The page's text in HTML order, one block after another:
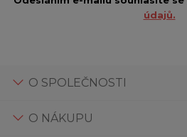
údajů.
O SPOLEČNOSTI
O NÁKUPU